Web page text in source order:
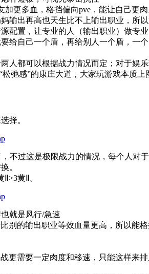
更多血，格挡偏向pve，能让自己更
出再高也天生比不上输出职业，所
配置，让专业的人（输出职业）做专业
自己一个盾，再给别人一个盾，一
都可以根据战力情况而定；对于娱
弛感”的康庄大道，大家玩游戏本质
择。
不过这是极限战力的情况，每个人对
。
黄Ⅱ。
就是风行/急速
的输出职业等效血量更高，所以能
需要一定肉度和移速，只能这样来